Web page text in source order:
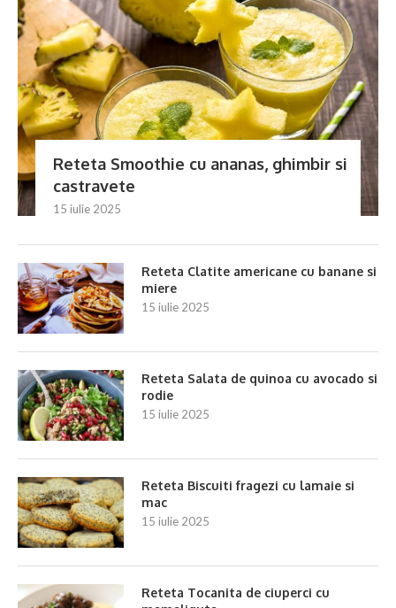
Reteta Smoothie cu ananas, ghimbir si
castravete
15 iulie 2025
Reteta Clatite americane cu banane si
miere
15 iulie 2025
Reteta Salata de quinoa cu avocado si
rodie
15 iulie 2025
Reteta Biscuiti fragezi cu lamaie si
mac
15 iulie 2025
Reteta Tocanita de ciuperci cu